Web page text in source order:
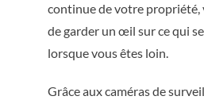
continue de votre
de garder un œil sur ce qui
lorsque vous êtes loin.
Grâce aux caméras de